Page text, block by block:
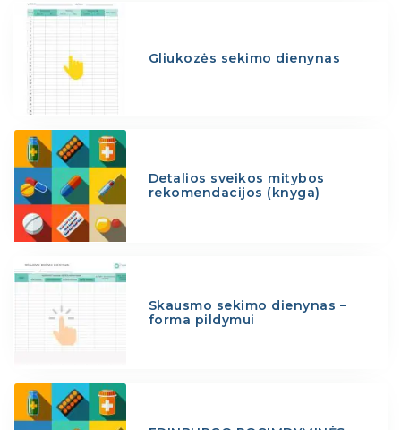
Gliukozės sekimo dienynas
Detalios sveikos mitybos
rekomendacijos (knyga)
Skausmo sekimo dienynas –
forma pildymui